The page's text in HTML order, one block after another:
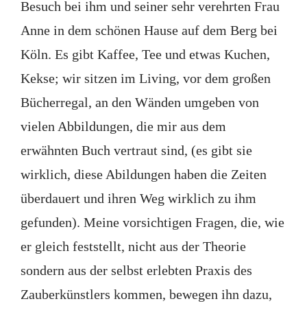
Besuch bei ihm und seiner sehr verehrten Frau
Anne in dem schönen Hause auf dem Berg bei
Köln. Es gibt Kaffee, Tee und etwas Kuchen,
Kekse; wir sitzen im Living, vor dem großen
Bücherregal, an den Wänden umgeben von
vielen Abbildungen, die mir aus dem
erwähnten Buch vertraut sind, (es gibt sie
wirklich, diese Abildungen haben die Zeiten
überdauert und ihren Weg wirklich zu ihm
gefunden). Meine vorsichtigen Fragen, die, wie
er gleich feststellt, nicht aus der Theorie
sondern aus der selbst erlebten Praxis des
Zauberkünstlers kommen, bewegen ihn dazu,